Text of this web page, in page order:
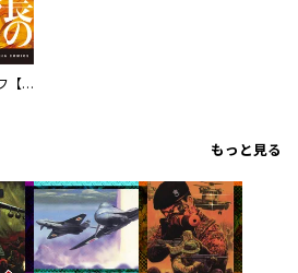
信長のシェフ【単話版】
もっと見る